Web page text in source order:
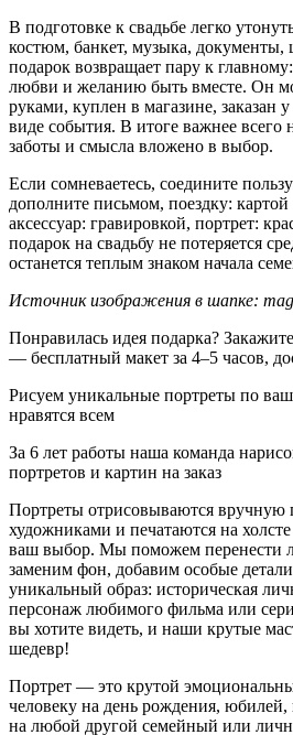
В подготовке к свадьбе легко
костюм, банкет, музыка,
подарок возвращает пару к
любви и желанию быть вместе. Он
руками, куплен в магазине, заказан
виде события. В итоге важнее всего
заботы и смысла вложено в выбор.
Если сомневаетесь, соедините
дополните письмом, поездку:
аксессуар: гравировкой, портрет:
подарок на свадьбу не потеряется
останется теплым знаком начала
Источник изображения в шапке:
Понравилась идея подарка? Закажите
— бесплатный макет за 4–5 часов,
Рисуем уникальные портреты по
нравятся всем
За 6 лет работы наша команда
портретов и картин на заказ
Портреты отрисовываются вручную
художниками и печатаются на
ваш выбор. Мы поможем перенести
заменим фон, добавим особые
уникальный образ: историческая
персонаж любимого фильма или
вы хотите видеть, и наши крутые
шедевр!
Портрет — это крутой
человеку на день рождения,
на любой другой семейный или